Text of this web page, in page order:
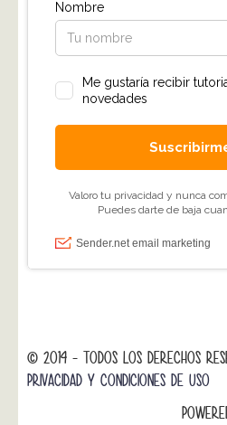
© 2014 - TODOS LOS DERECHOS
PRIVACIDAD Y CONDICIONES DE USO